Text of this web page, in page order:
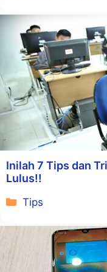
Inilah 7 Tips dan
Lulus!!
Kategori
Tips